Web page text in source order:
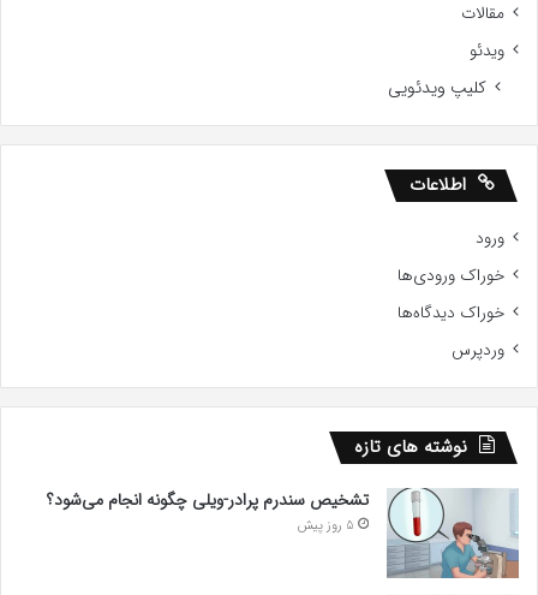
مقالات
ویدئو
کلیپ ویدئویی
اطلاعات
ورود
خوراک ورودی‌ها
خوراک دیدگاه‌ها
وردپرس
نوشته های تازه
تشخیص سندرم پرادر-ویلی چگونه انجام می‌شود؟
5 روز پیش